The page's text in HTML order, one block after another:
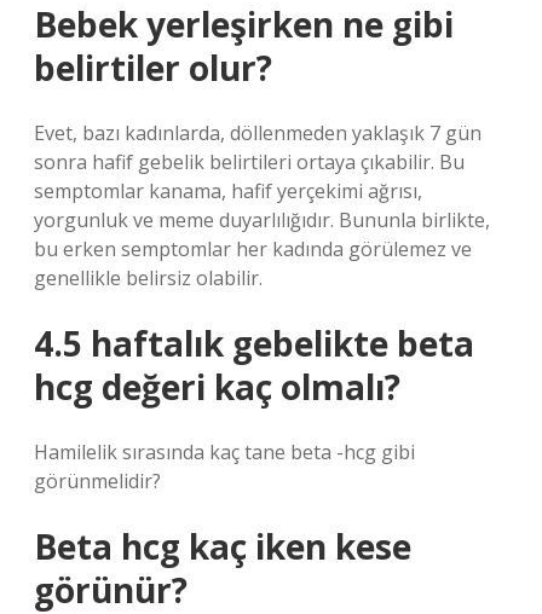
Bebek yerleşirken ne gibi
belirtiler olur?
Evet, bazı kadınlarda, döllenmeden yaklaşık 7 gün
sonra hafif gebelik belirtileri ortaya çıkabilir. Bu
semptomlar kanama, hafif yerçekimi ağrısı,
yorgunluk ve meme duyarlılığıdır. Bununla birlikte,
bu erken semptomlar her kadında görülemez ve
genellikle belirsiz olabilir.
4.5 haftalık gebelikte beta
hcg değeri kaç olmalı?
Hamilelik sırasında kaç tane beta -hcg gibi
görünmelidir?
Beta hcg kaç iken kese
görünür?